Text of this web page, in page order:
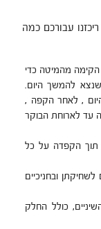
עבורכם כמה
מהמיטה כדי
להמשך היום.
, לאחר הקפה ,
עד לארוחת הבוקר
תוך הקפדה על כל
ובחניכיים
כולל החלק